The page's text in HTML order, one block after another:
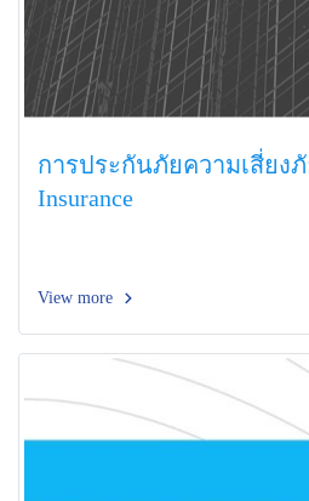
การประกันภัยความเสี่ยง
Insurance
View more